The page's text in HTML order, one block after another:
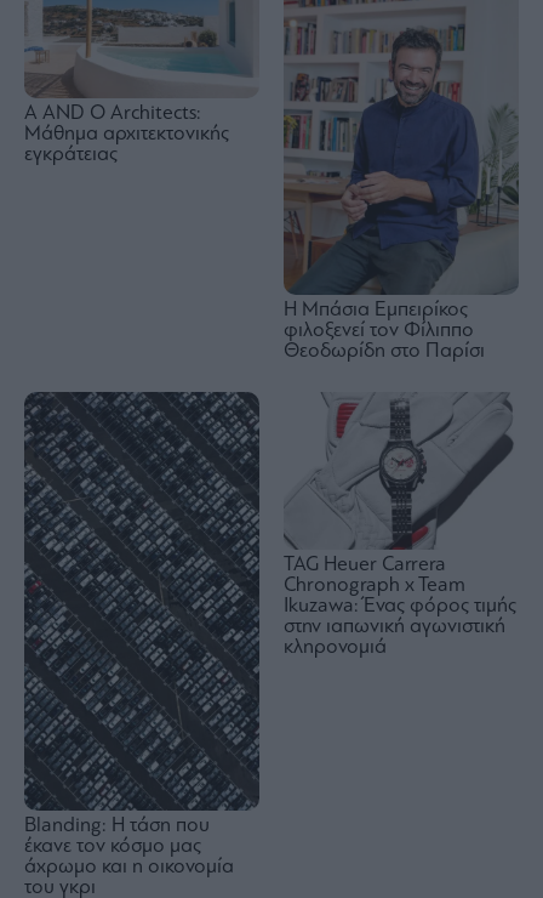
A AND O Architects:
Μάθημα αρχιτεκτονικής
εγκράτειας
Η Μπάσια Εμπειρίκος
φιλοξενεί τον Φίλιππο
Θεοδωρίδη στο Παρίσι
Blanding: Η τάση που
έκανε τον κόσμο μας
άχρωμο και η οικονομία
του γκρι
TAG Heuer Carrera
Chronograph x Team
Ikuzawa: Ένας φόρος τιμής
στην ιαπωνική αγωνιστική
κληρονομιά